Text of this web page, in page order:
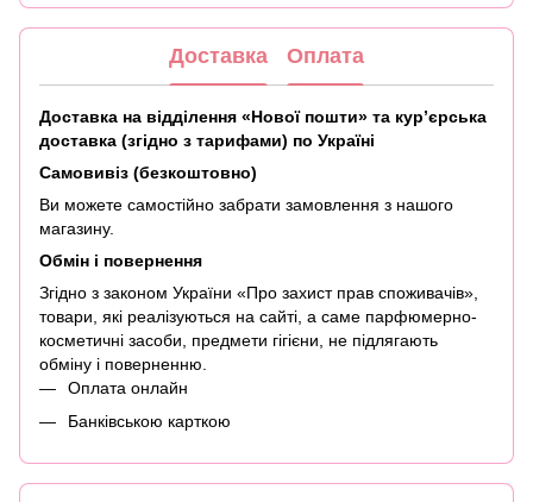
Доставка Оплата
Доставка на відділення «Нової пошти» та кур’єрська
доставка (згідно з тарифами) по Україні
Самовивіз (безкоштовно)
Ви можете самостійно забрати замовлення з нашого
магазину.
Обмін і повернення
Згідно з законом України «Про захист прав споживачів»,
товари, які реалізуються на сайті, а саме парфюмерно-
косметичні засоби, предмети гігієни, не підлягають
обміну і поверненню.
Оплата онлайн
Банківською карткою